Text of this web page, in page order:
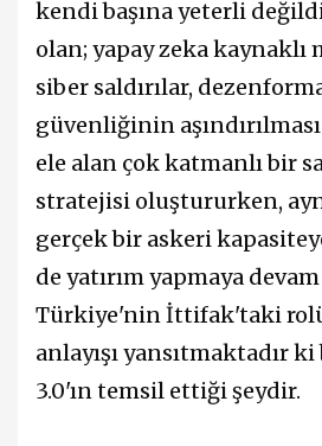
kendi başına yeterli
olan; yapay zeka kaynaklı
siber saldırılar,
güvenliğinin
ele alan çok katmanlı bir
stratejisi oluştururken,
gerçek bir askeri
de yatırım yapmaya
Türkiye'nin İttifak'taki
anlayışı yansıtmaktadır
3.0'ın temsil ettiği şeydir.